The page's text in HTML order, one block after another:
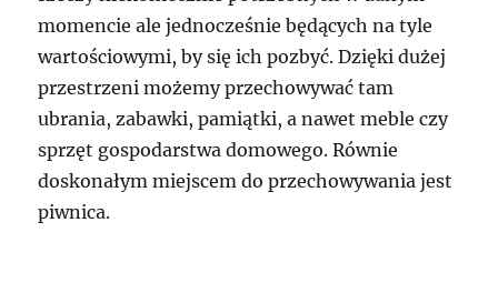
momencie ale jednocześnie będących na tyle
wartościowymi, by się ich pozbyć. Dzięki dużej
przestrzeni możemy przechowywać tam
ubrania, zabawki, pamiątki, a nawet meble czy
sprzęt gospodarstwa domowego. Równie
doskonałym miejscem do przechowywania jest
piwnica.